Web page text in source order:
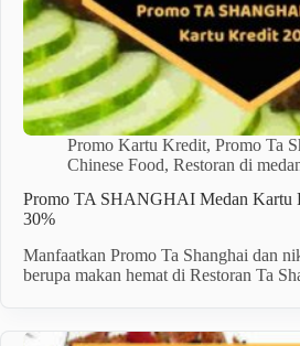
Promo Kartu Kredit, Promo Ta
Chinese Food, Restoran di
Promo TA SHANGHAI Medan Kartu
30%
Manfaatkan Promo Ta Shanghai dan
berupa makan hemat di Restoran Ta